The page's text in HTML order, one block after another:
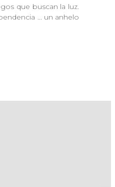
que buscan la luz.
... un anhelo